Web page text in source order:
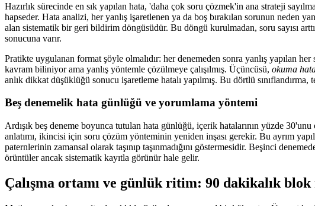
Hazırlık sürecinde en sık yapılan hata, 'daha çok soru çözmek'in ana strateji
hapseder. Hata analizi, her yanlış işaretlenen ya da boş bırakılan sorunun neden
alan sistematik bir geri bildirim döngüsüdür. Bu döngü kurulmadan, soru sayısı
sonucuna varır.
Pratikte uygulanan format şöyle olmalıdır: her denemeden sonra yanlış yapılan
kavram biliniyor ama yanlış yöntemle çözülmeye çalışılmış. Üçüncüsü, okuma
anlık dikkat düşüklüğü sonucu işaretleme hatalı yapılmış. Bu dörtlü
Beş denemelik hata günlüğü ve yorumlama yöntemi
Ardışık beş deneme boyunca tutulan hata günlüğü, içerik hatalarının yüzde
anlatımı, ikincisi için soru çözüm yönteminin yeniden inşası gerekir. Bu ayrım
paternlerinin zamansal olarak taşınıp taşınmadığını göstermesidir. Beşinci
örüntüler ancak sistematik kayıtla görünür hale gelir.
Çalışma ortamı ve günlük ritim: 90 dakikalık